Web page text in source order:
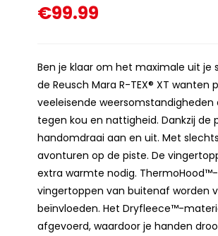
€99.99
Ben je klaar om het maximale uit je
de Reusch Mara R-TEX® XT
veeleisende
tegen kou en nattigheid. Dankzij de
handomdraai aan en uit. Met
avonturen op de piste. De
extra warmte nodig.
vingertoppen van buitenaf worden
beïnvloeden. Het Dryfleece™-
afgevoerd, waardoor je handen